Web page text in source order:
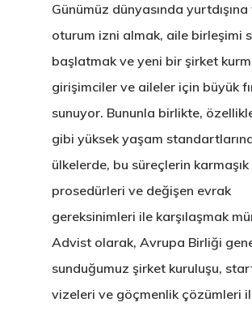
Günümüz dünyasında yurtdışına
oturum izni almak, aile birleşimi
başlatmak ve yeni bir şirket
girişimciler ve aileler için büyük
sunuyor. Bununla birlikte,
gibi yüksek yaşam
ülkelerde, bu süreçlerin karmaşık
prosedürleri ve değişen evrak
gereksinimleri ile karşılaşmak
Advist olarak, Avrupa Birliği
sunduğumuz şirket kuruluşu,
vizeleri ve göçmenlik çözümleri